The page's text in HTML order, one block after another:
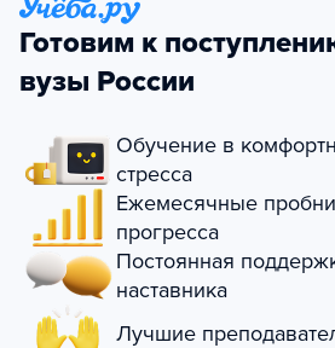
Готовим к
вузы России
Обучение в
стресса
Ежемесячные
прогресса
Постоянная
наставника
Лучшие